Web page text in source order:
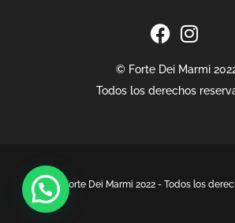
© Forte Dei Marmi
Todos los derechos
© Forte Dei Marmi 2022 - Todos los